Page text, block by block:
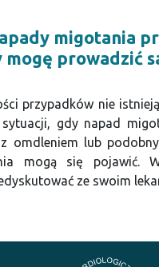
migotania
mogę prowadzić
przypadków nie
gdy napad
z omdleniem lub
mogą się pojawić.
ze swoim